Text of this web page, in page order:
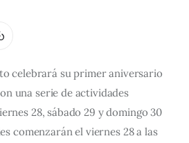
celebrará su primer aniversario
una serie de actividades
28, sábado 29 y domingo 30
comenzarán el viernes 28 a las